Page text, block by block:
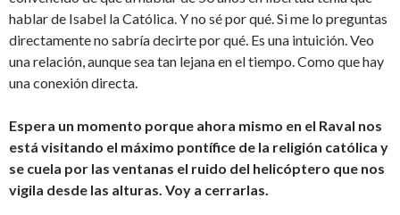
hablar de Isabel la Católica. Y no sé por qué. Si me lo preguntas
directamente no sabría decirte por qué. Es una intuición. Veo
una relación, aunque sea tan lejana en el tiempo. Como que hay
una conexión directa.
Espera un momento porque ahora mismo en el Raval nos
está visitando el máximo pontífice de la religión católica y
se cuela por las ventanas el ruido del helicóptero que nos
vigila desde las alturas. Voy a cerrarlas.